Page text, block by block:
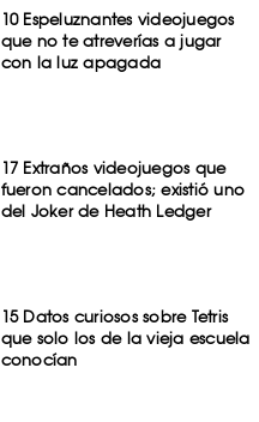
10 Espeluznantes videojuegos
que no te atreverías a jugar
con la luz apagada
17 Extraños videojuegos que
fueron cancelados; existió uno
del Joker de Heath Ledger
15 Datos curiosos sobre Tetris
que solo los de la vieja escuela
conocían